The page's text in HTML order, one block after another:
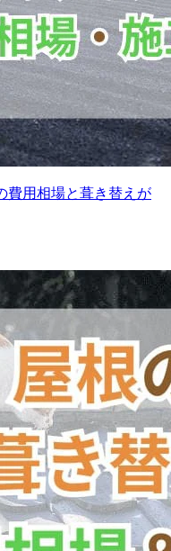
費用相場と葺き替えが